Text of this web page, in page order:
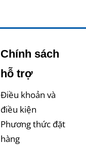
Chính sách
hỗ trợ
Điều khoản và
điều kiện
Phương thức đặt
hàng